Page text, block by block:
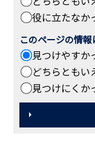
役に立たなか
このページの情
見つけやすか
どちらともい
見つけにくか